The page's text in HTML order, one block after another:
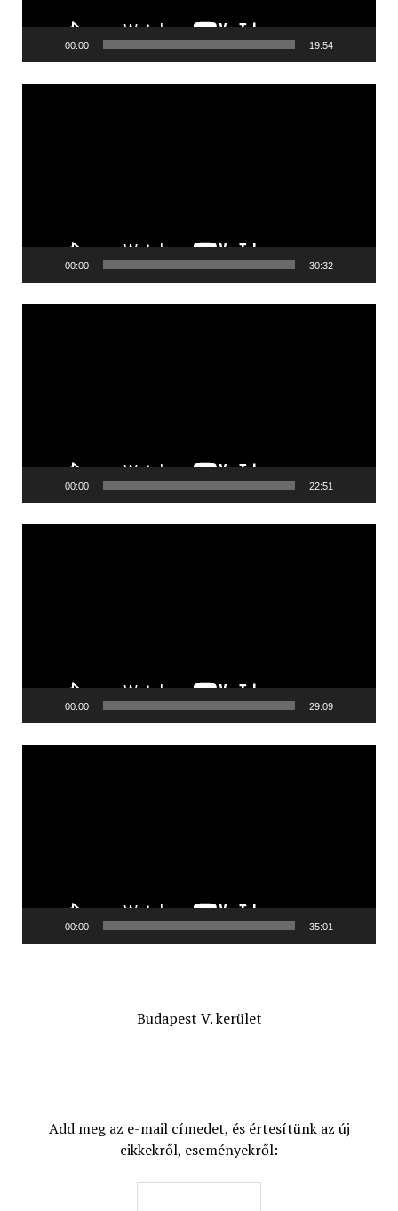
00:00 19:54
00:00 30:32
00:00 22:51
00:00 29:09
00:00 35:01
Budapest V. kerület
Add meg az e-mail címedet, és értesítünk az új
cikkekről, eseményekről: